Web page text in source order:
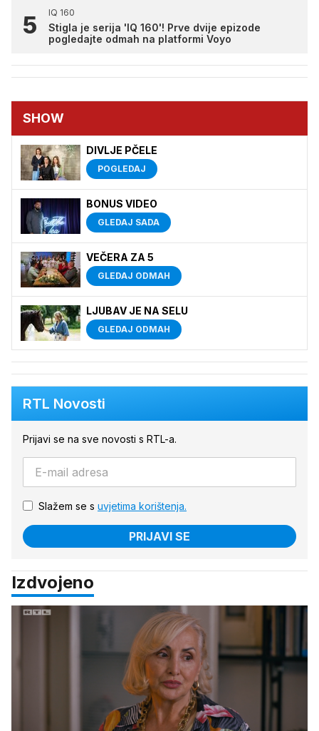
IQ 160
Stigla je serija 'IQ 160'! Prve dvije epizode
pogledajte odmah na platformi Voyo
SHOW
DIVLJE PČELE
POGLEDAJ
BONUS VIDEO
GLEDAJ SADA
VEČERA ZA 5
GLEDAJ ODMAH
LJUBAV JE NA SELU
GLEDAJ ODMAH
RTL Novosti
Prijavi se na sve novosti s RTL-a.
Slažem se s uvjetima korištenja.
PRIJAVI SE
Izdvojeno